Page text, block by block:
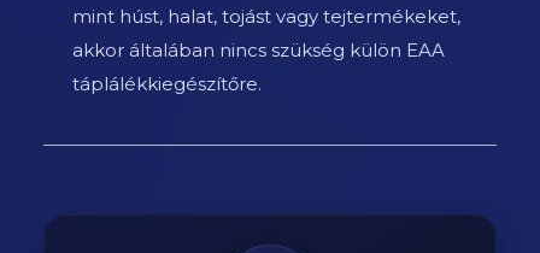
mint húst, halat, tojást vagy tejtermékeket,
akkor általában nincs szükség külön EAA
táplálékkiegészítőre.